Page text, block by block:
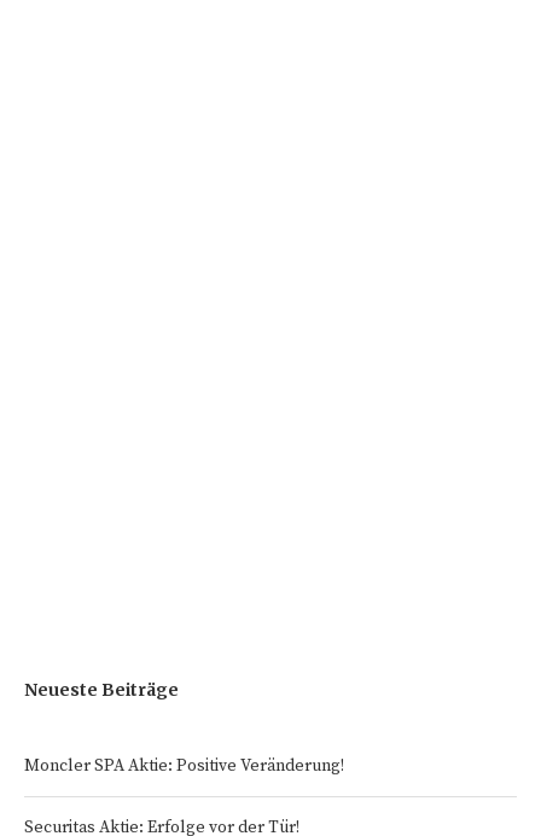
Neueste Beiträge
Moncler SPA Aktie: Positive Veränderung!
Securitas Aktie: Erfolge vor der Tür!